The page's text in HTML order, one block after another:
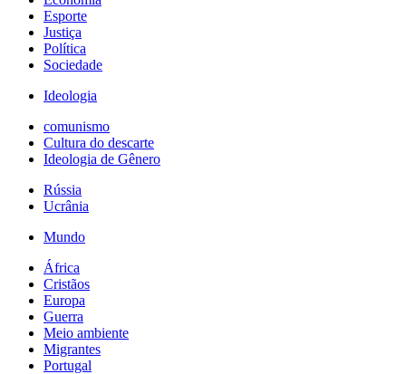
Esporte
Justiça
Política
Sociedade
Ideologia
comunismo
Cultura do descarte
Ideologia de Gênero
Rússia
Ucrânia
Mundo
África
Cristãos
Europa
Guerra
Meio ambiente
Migrantes
Portugal